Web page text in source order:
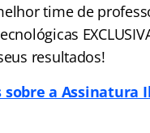
time de
resultados!
sobre a Assinatura